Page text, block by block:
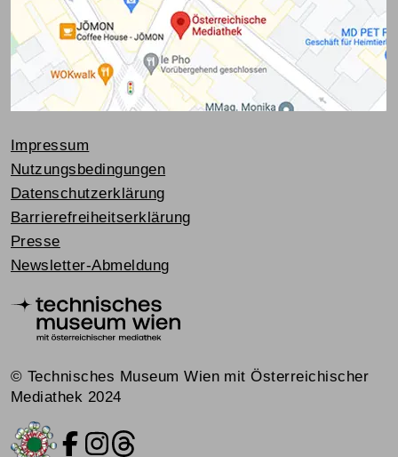
Impressum
Nutzungsbedingungen
Datenschutzerklärung
Barrierefreiheitserklärung
Presse
Newsletter-Abmeldung
© Technisches Museum Wien mit Österreichischer
Mediathek 2024